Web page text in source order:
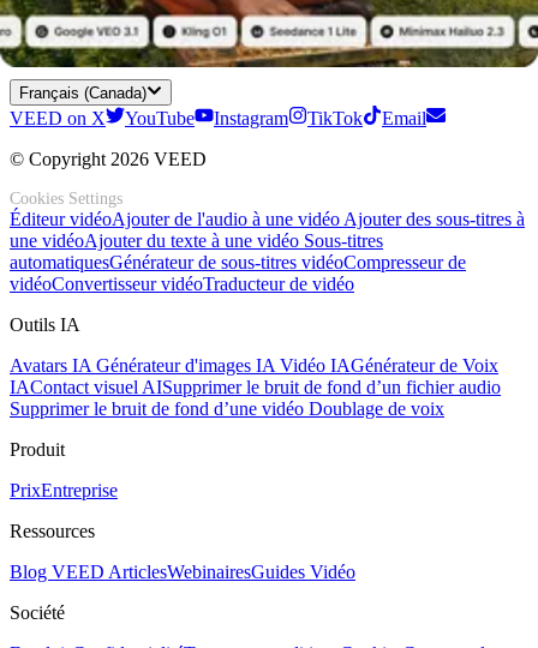
Le moyen facile de créer des vidéos stupéfiantes, d'ajouter des sous-
titres et de faire grandir votre audience.
Français (Canada)
VEED on X YouTube Instagram TikTok
Email
© Copyright 2026 VEED
Cookies Settings
Éditeur vidéoAjouter de l'audio à une vidéo Ajouter des sous-titres à
une vidéoAjouter du texte à une vidéo Sous-titres
automatiquesGénérateur de sous-titres vidéoCompresseur de
vidéoConvertisseur vidéoTraducteur de vidéo
Outils IA
Avatars IA Générateur d'images IA Vidéo IAGénérateur de Voix
IAContact visuel AISupprimer le bruit de fond d’un fichier audio
Supprimer le bruit de fond d’une vidéo Doublage de voix
Produit
PrixEntreprise
Ressources
Blog VEED ArticlesWebinairesGuides Vidéo
Société